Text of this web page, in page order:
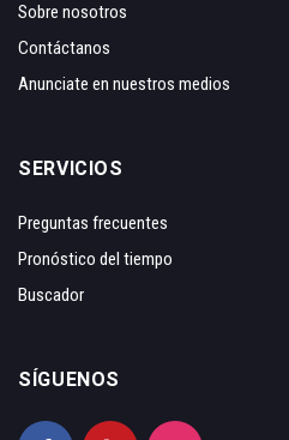
Sobre nosotros
Contáctanos
Anunciate en nuestros medios
SERVICIOS
Preguntas frecuentes
Pronóstico del tiempo
Buscador
SÍGUENOS